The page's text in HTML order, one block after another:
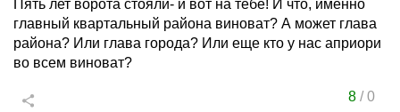
Пять лет ворота стояли- и вот на тебе! И что, именно
главный квартальный района виноват? А может глава
района? Или глава города? Или еще кто у нас априори
во всем виноват?
8/0